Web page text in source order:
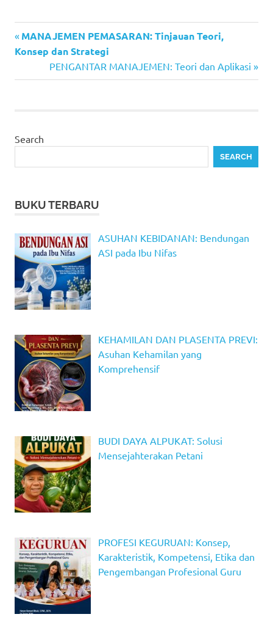
Post
navigation
Previous
Post:
MANAJEMEN PEMASARAN: Tinjauan Teori,
Konsep dan Strategi
Next
Post:
PENGANTAR MANAJEMEN: Teori dan Aplikasi
Search
SEARCH
BUKU TERBARU
ASUHAN KEBIDANAN: Bendungan
ASI pada Ibu Nifas
KEHAMILAN DAN PLASENTA PREVI:
Asuhan Kehamilan yang
Komprehensif
BUDI DAYA ALPUKAT: Solusi
Mensejahterakan Petani
PROFESI KEGURUAN: Konsep,
Karakteristik, Kompetensi, Etika dan
Pengembangan Profesional Guru